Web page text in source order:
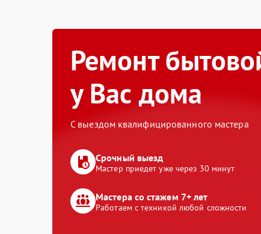
Ремонт
у Вас дома
С выездом квалифицированного мастера
Срочный выезд
Мастер приедет уже через 30 минут
Мастера со стажем 7+ лет
Работаем с техникой любой сложности